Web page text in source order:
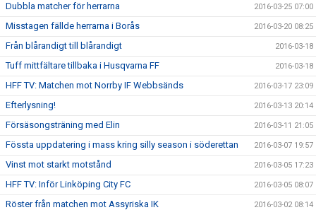
Dubbla matcher för herrarna 2016-03-25 07:00
Misstagen fällde herrarna i Borås 2016-03-20 08:25
Från blårandigt till blårandigt 2016-03-18
Tuff mittfältare tillbaka i Husqvarna FF 2016-03-18
HFF TV: Matchen mot Norrby IF Webbsänds 2016-03-17 23:09
Efterlysning! 2016-03-13 20:14
Försäsongsträning med Elin 2016-03-11 21:05
Fössta uppdatering i mass kring silly season i söderettan 2016-03-07 19:57
Vinst mot starkt motstånd 2016-03-05 17:23
HFF TV: Inför Linköping City FC 2016-03-05 08:07
Röster från matchen mot Assyriska IK 2016-03-02 08:14